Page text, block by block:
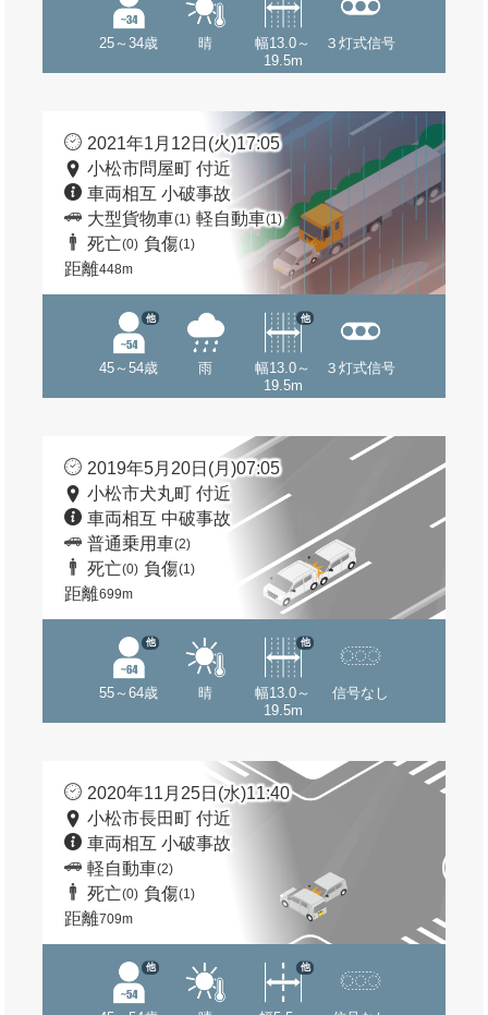
25～34歳 晴
幅13.0～
19.5m
３灯式信号
2021年1月12日(火)17:05
小松市問屋町 付近
車両相互 小破事故
大型貨物車(1) 軽自動車(1)
死亡(0) 負傷(1)
距離448m
45～54歳
他
雨
幅13.0～
19.5m
他
３灯式信号
2019年5月20日(月)07:05
小松市犬丸町 付近
車両相互 中破事故
普通乗用車(2)
死亡(0) 負傷(1)
距離699m
55～64歳
他
晴
幅13.0～
19.5m
他
信号なし
2020年11月25日(水)11:40
小松市長田町 付近
車両相互 小破事故
軽自動車(2)
死亡(0) 負傷(1)
距離709m
他 他